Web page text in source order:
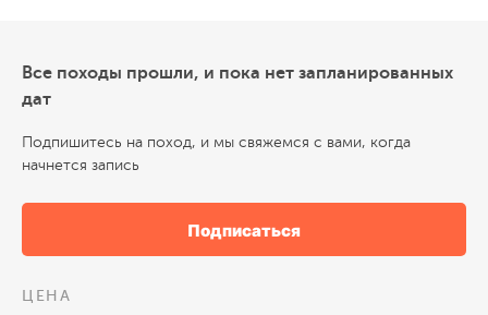
Все походы прошли, и пока нет запланированных
дат
Подпишитесь на поход, и мы свяжемся с вами, когда
начнется запись
Подписаться
ЦЕНА